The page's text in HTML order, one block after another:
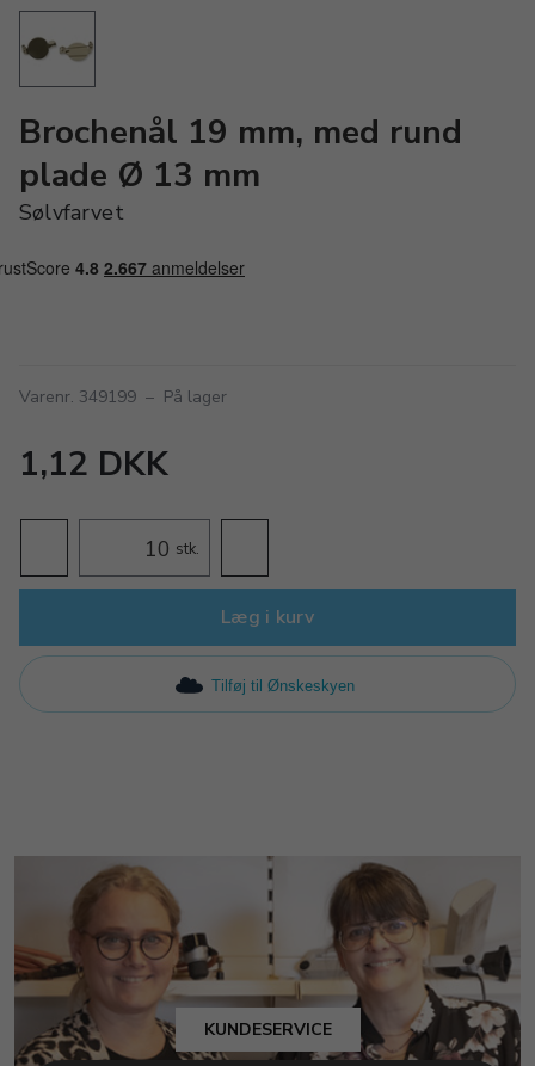
Brochenål 19 mm, med rund
plade Ø 13 mm
Sølvfarvet
Varenr. 349199 – På lager
1,12 DKK
stk.
Læg i kurv
Tilføj til Ønskeskyen
KUNDESERVICE